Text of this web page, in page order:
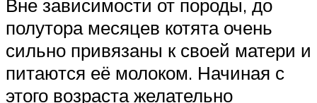
Вне зависимости от породы, до
полутора месяцев котята очень
сильно привязаны к своей матери и
питаются её молоком. Начиная с
этого возраста желательно